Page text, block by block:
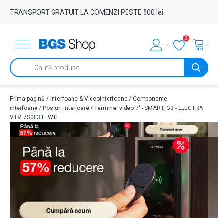
TRANSPORT GRATUIT LA COMENZI PESTE 500 lei
0
Products
search
Prima pagină / Interfoane & Videointerfoane / Componente
interfoane / Posturi interioare / Terminal video 7' - SMART, G3 - ELECTRA
VTM.7S083.ELWTL